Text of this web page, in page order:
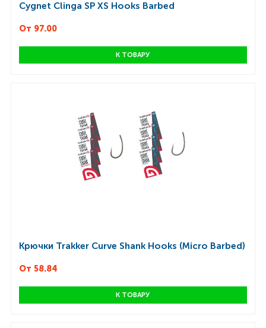
Cygnet Clinga SP XS Hooks Barbed
От 97.00
К ТОВАРУ
Крючки Trakker Curve Shank Hooks (Micro Barbed)
От 58.84
К ТОВАРУ